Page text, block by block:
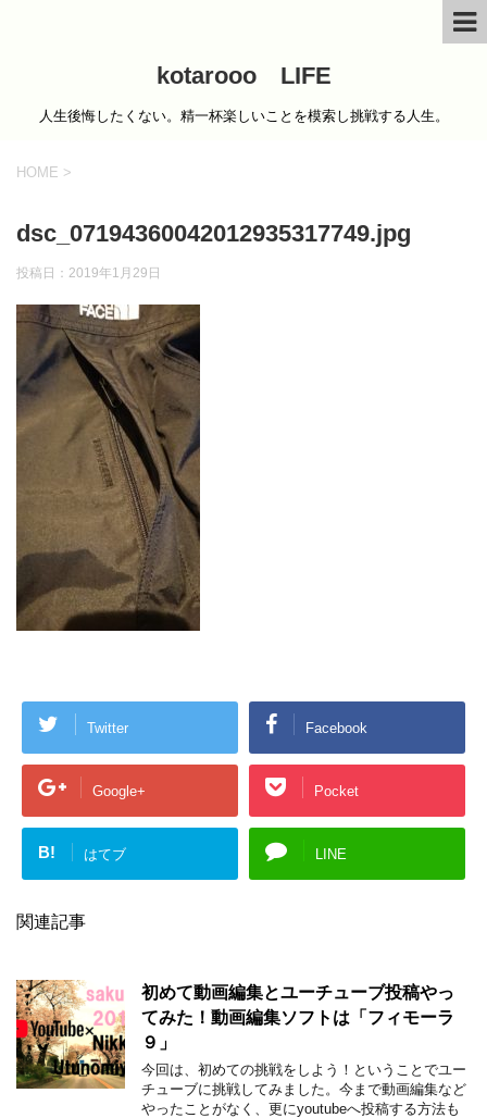
kotarooo LIFE
人生後悔したくない。精一杯楽しいことを模索し挑戦する人生。
HOME >
dsc_07194360042012935317749.jpg
投稿日： 2019年1月29日
Twitter Facebook
Google+ Pocket
B! はてブ LINE
関連記事
初めて動画編集とユーチューブ投稿やっ
てみた！動画編集ソフトは「フィモーラ
９」
今回は、初めての挑戦をしよう！ということでユー
チューブに挑戦してみました。今まで動画編集など
やったことがなく、更にyoutubeへ投稿する方法も